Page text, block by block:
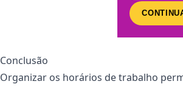
Conclusão
Organizar os horários de trabalho